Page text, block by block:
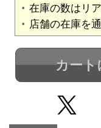
在庫の数はリ
店舗の在庫を
カート